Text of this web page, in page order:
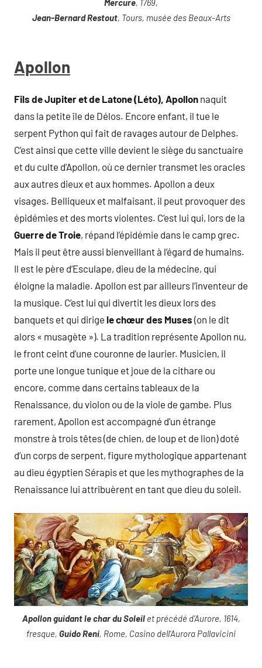
Mercure, 1769,
Jean-Bernard Restout, Tours, musée des Beaux-Arts
Apollon
Fils de Jupiter et de Latone (Léto), Apollon naquit
dans la petite île de Délos. Encore enfant, il tue le
serpent Python qui fait de ravages autour de Delphes.
C’est ainsi que cette ville devient le siège du sanctuaire
et du culte d’Apollon, où ce dernier transmet les oracles
aux autres dieux et aux hommes. Apollon a deux
visages. Belliqueux et malfaisant, il peut provoquer des
épidémies et des morts violentes. C’est lui qui, lors de la
Guerre de Troie, répand l’épidémie dans le camp grec.
Mais il peut être aussi bienveillant à l’égard de humains.
Il est le père d’Esculape, dieu de la médecine, qui
éloigne la maladie. Apollon est par ailleurs l’inventeur de
la musique. C’est lui qui divertit les dieux lors des
banquets et qui dirige le chœur des Muses (on le dit
alors « musagète »). La tradition représente Apollon nu,
le front ceint d’une couronne de laurier. Musicien, il
porte une longue tunique et joue de la cithare ou
encore, comme dans certains tableaux de la
Renaissance, du violon ou de la viole de gambe. Plus
rarement, Apollon est accompagné d’un étrange
monstre à trois têtes (de chien, de loup et de lion) doté
d’un corps de serpent, figure mythologique appartenant
au dieu égyptien Sérapis et que les mythographes de la
Renaissance lui attribuèrent en tant que dieu du soleil.
Apollon guidant le char du Soleilet précédé d’Aurore, 1614,
fresque, Guido Reni, Rome, Casino dell’Aurora Pallavicini